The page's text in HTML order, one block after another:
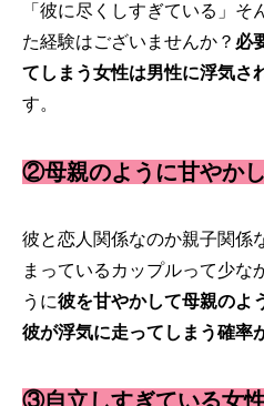
「彼に尽くしすぎている」
た経験はございませんか？ 必
てしまう女性は男性に浮気さ
す。
②母親のように甘やか
彼と恋人関係なのか親子関係
まっているカップルって少な
うに彼を甘やかして母親のよ
彼が浮気に走ってしまう確率
③自立しすぎている女